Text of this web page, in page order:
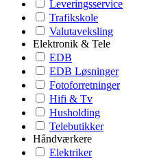
Leveringsservice
Trafikskole
Valutaveksling
Elektronik & Tele
EDB
EDB Løsninger
Fotoforretninger
Hifi & Tv
Husholding
Telebutikker
Håndværkere
Elektriker